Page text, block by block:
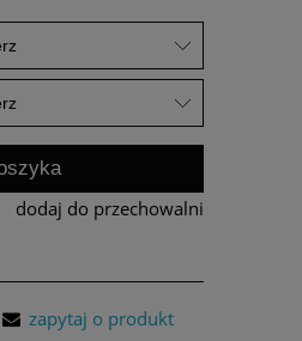
dodaj do przechowalni
zapytaj o produkt